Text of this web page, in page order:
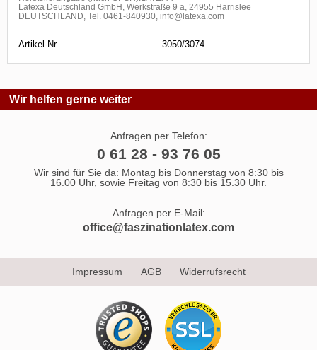
Latexa Deutschland GmbH, Werkstraße 9 a, 24955 Harrislee
DEUTSCHLAND, Tel. 0461-840930, info@latexa.com
Artikel-Nr. 3050/3074
Wir helfen gerne weiter
Anfragen per Telefon:
0 61 28 - 93 76 05
Wir sind für Sie da: Montag bis Donnerstag von 8:30 bis
16.00 Uhr, sowie Freitag von 8:30 bis 15.30 Uhr.
Anfragen per E-Mail:
office@faszinationlatex.com
Impressum AGB Widerrufsrecht